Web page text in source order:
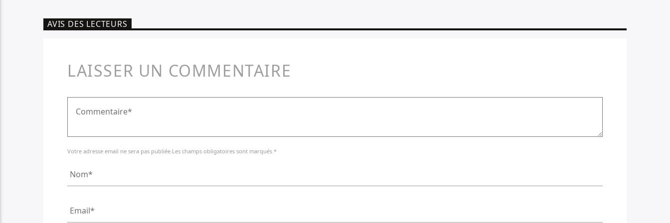
AVIS DES LECTEURS
LAISSER UN COMMENTAIRE
Votre adresse email ne sera pas publiée.Les champs obligatoires sont marqués *